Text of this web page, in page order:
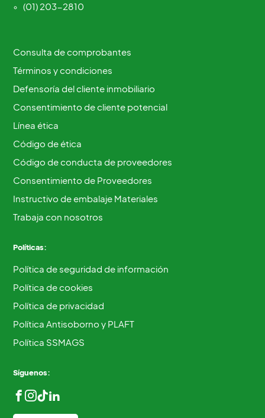
(01) 203-2810
Consulta de comprobantes
Términos y condiciones
Defensoría del cliente inmobiliario
Consentimiento de cliente potencial
Línea ética
Código de ética
Código de conducta de proveedores
Consentimiento de Proveedores
Instructivo de embalaje Materiales
Trabaja con nosotros
Políticas:
Política de seguridad de información
Política de cookies
Política de privacidad
Política Antisoborno y PLAFT
Política SSMAGS
Síguenos: